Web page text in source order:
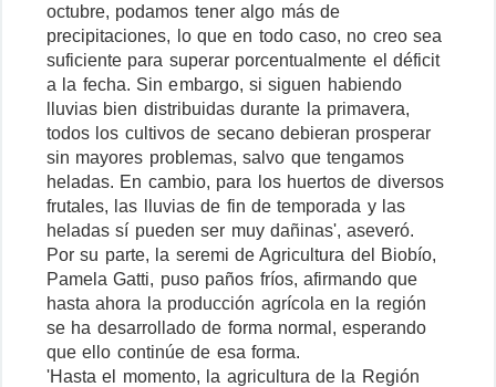
octubre, podamos tener algo más de
precipitaciones, lo que en todo caso, no creo sea
suficiente para superar porcentualmente el déficit
a la fecha. Sin embargo, si siguen habiendo
lluvias bien distribuidas durante la primavera,
todos los cultivos de secano debieran prosperar
sin mayores problemas, salvo que tengamos
heladas. En cambio, para los huertos de diversos
frutales, las lluvias de fin de temporada y las
heladas sí pueden ser muy dañinas', aseveró.
Por su parte, la seremi de Agricultura del Biobío,
Pamela Gatti, puso paños fríos, afirmando que
hasta ahora la producción agrícola en la región
se ha desarrollado de forma normal, esperando
que ello continúe de esa forma.
'Hasta el momento, la agricultura de la Región